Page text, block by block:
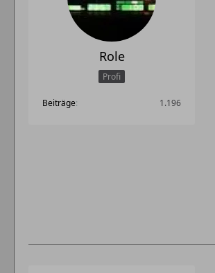
Role
Profi
Beiträge 1.196